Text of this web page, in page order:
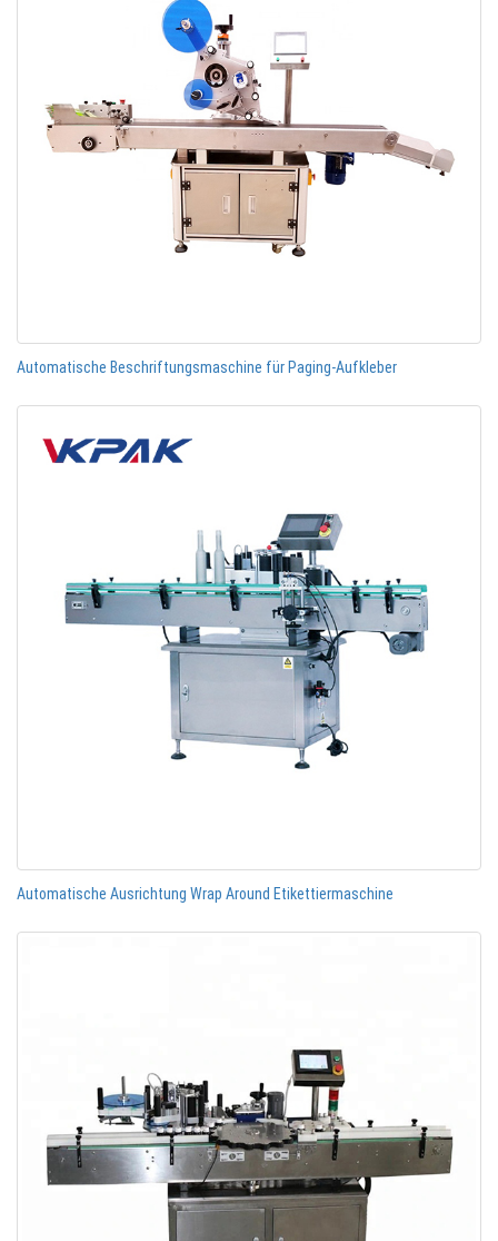
Automatische Beschriftungsmaschine für Paging-Aufkleber
Automatische Ausrichtung Wrap Around Etikettiermaschine